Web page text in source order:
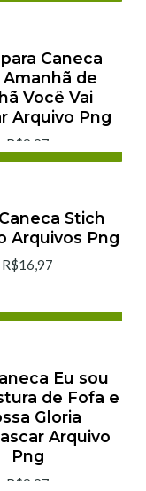
Caneca
Amanhã de
Você Vai
Arquivo Png
R$9,97
Stich
Arquivos Png
R$16,97
Eu sou
de Fofa e
Gloria
Arquivo
Png
R$9,97